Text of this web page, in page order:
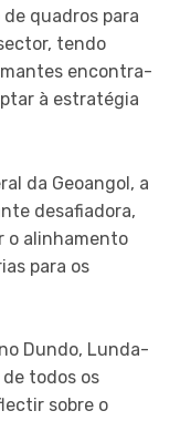
quadros para
tendo
encontra-
à estratégia
da Geoangol, a
desafiadora,
o alinhamento
para os
Dundo, Lunda-
todos os
sobre o